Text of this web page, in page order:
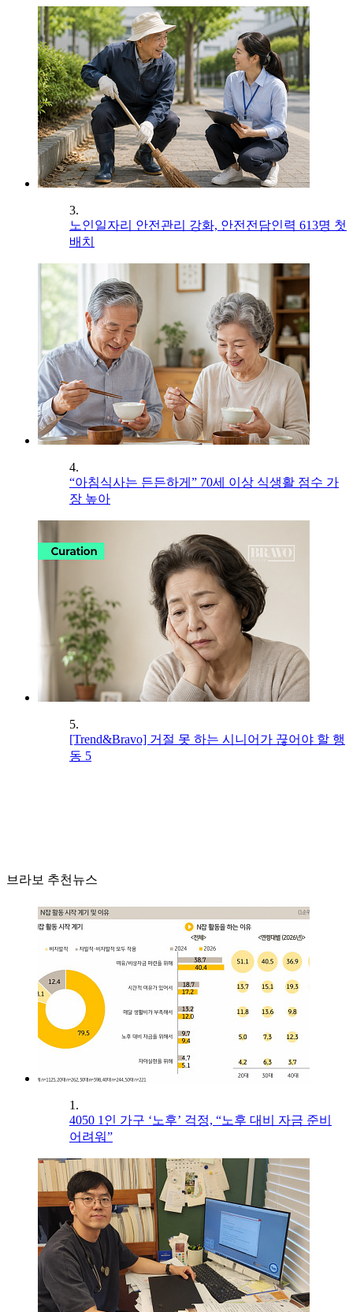
3.
노인일자리 안전관리 강화, 안전전담인력 613명 첫
배치
4.
“아침식사는 든든하게” 70세 이상 식생활 점수 가
장 높아
5.
[Trend&Bravo] 거절 못 하는 시니어가 끊어야 할 행
동 5
브라보 추천뉴스
1.
4050 1인 가구 ‘노후’ 걱정, “노후 대비 자금 준비
어려워”